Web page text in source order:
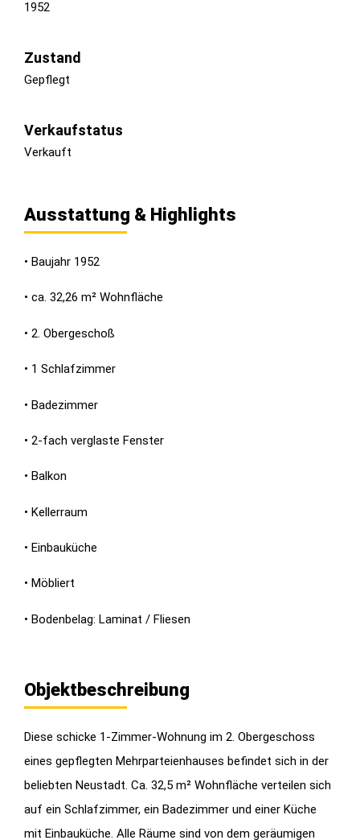
1952
Zustand
Gepflegt
Verkaufstatus
Verkauft
Ausstattung & Highlights
• Baujahr 1952
• ca. 32,26 m² Wohnfläche
• 2. Obergeschoß
• 1 Schlafzimmer
• Badezimmer
• 2-fach verglaste Fenster
• Balkon
• Kellerraum
• Einbauküche
• Möbliert
• Bodenbelag: Laminat / Fliesen
Objektbeschreibung
Diese schicke 1-Zimmer-Wohnung im 2. Obergeschoss
eines gepflegten Mehrparteienhauses befindet sich in der
beliebten Neustadt. Ca. 32,5 m² Wohnfläche verteilen sich
auf ein Schlafzimmer, ein Badezimmer und einer Küche
mit Einbauküche. Alle Räume sind von dem geräumigen